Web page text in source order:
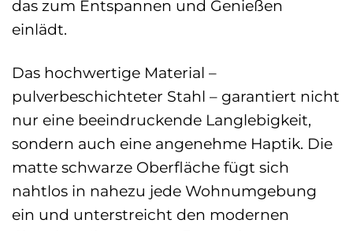
das zum Entspannen und Genießen
einlädt.
Das hochwertige Material –
pulverbeschichteter Stahl – garantiert nicht
nur eine beeindruckende Langlebigkeit,
sondern auch eine angenehme Haptik. Die
matte schwarze Oberfläche fügt sich
nahtlos in nahezu jede Wohnumgebung
ein und unterstreicht den modernen